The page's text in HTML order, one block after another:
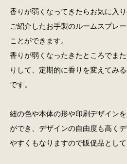
香りが弱くなってきたらお気に入
ご紹介したお手製のルームスプレ
ことができます。
香りが弱くなったきたところでま
りして、定期的に香りを変えてみ
です。
紐の色や本体の形や印刷デザイン
ができ、デザインの自由度も高く
やすくもなりますので販促品として